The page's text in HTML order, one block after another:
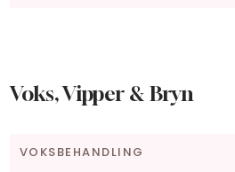
Voks, Vipper & Bryn
VOKSBEHANDLING